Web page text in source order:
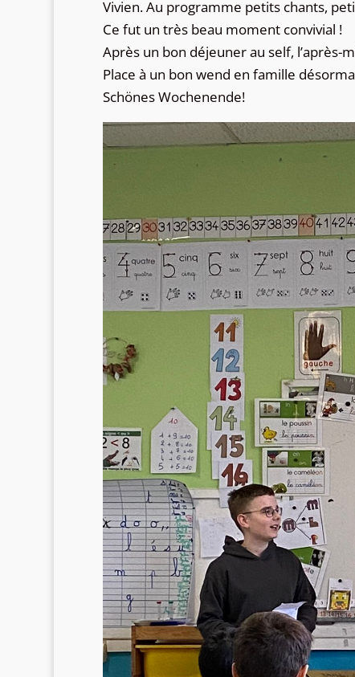
Vivien. Au programme petits chants,
Ce fut un très beau moment convivial !
Après un bon déjeuner au self, l’après-
Place à un bon wend en famille
Schönes Wochenende!